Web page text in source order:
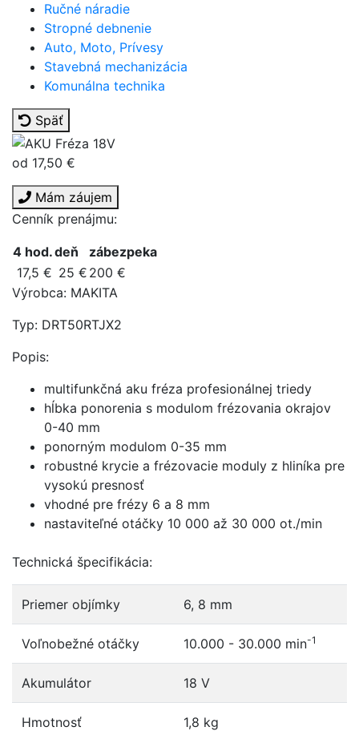
Ručné náradie
Stropné debnenie
Auto, Moto, Prívesy
Stavebná mechanizácia
Komunálna technika
Späť
od 17,50 €
Mám záujem
Cenník prenájmu:
4 hod.deň
zábezpeka
17,5 € 25 € 200 €
Výrobca: MAKITA
Typ: DRT50RTJX2
Popis:
multifunkčná aku fréza profesionálnej triedy
hĺbka ponorenia s modulom frézovania okrajov
0-40 mm
ponorným modulom 0-35 mm
robustné krycie a frézovacie moduly z hliníka pre
vysokú presnosť
vhodné pre frézy 6 a 8 mm
nastaviteľné otáčky 10 000 až 30 000 ot./min
Technická špecifikácia:
Priemer objímky 6, 8 mm
Voľnobežné otáčky 10.000 - 30.000 min-1
Akumulátor 18 V
Hmotnosť 1,8 kg